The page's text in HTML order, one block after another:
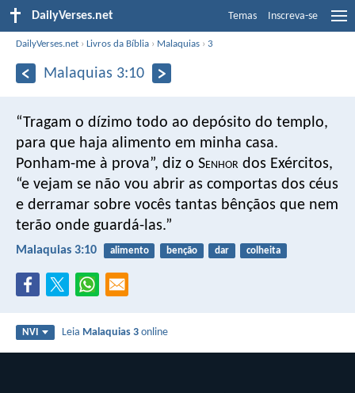
DailyVerses.net Temas Inscreva-se
DailyVerses.net ›Livros da Bíblia › Malaquias ›3
Malaquias 3:10
“Tragam o dízimo todo ao depósito do templo,
para que haja alimento em minha casa.
Ponham-me à prova”, diz o Senhor dos Exércitos,
“e vejam se não vou abrir as comportas dos céus
e derramar sobre vocês tantas bênçãos que nem
terão onde guardá-las.”
Malaquias 3:10 alimento benção dar colheita
NVI Leia Malaquias 3 online